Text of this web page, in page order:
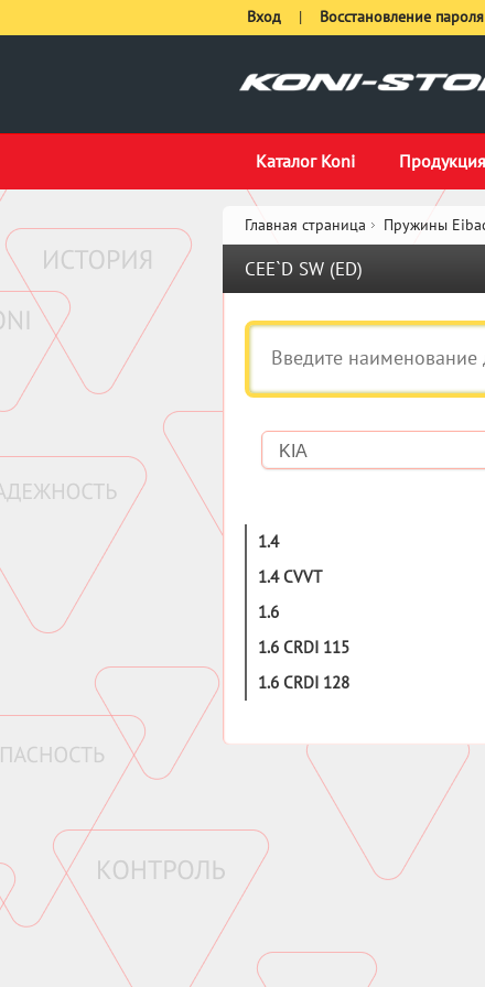
Каталог Koni
Вход | Восстановление пароля
Главная страница Пружины
CEE`D SW (ED)
KIA
1.4
1.4 CVVT
1.6
1.6 CRDI 115
1.6 CRDI 128